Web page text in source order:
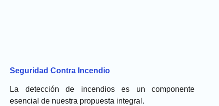
Seguridad Contra Incendio
La detección de incendios es un componente
esencial de nuestra propuesta integral.